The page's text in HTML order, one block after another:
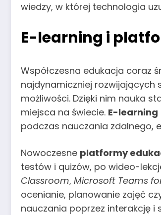
wiedzy, w której technologia
E-learning i
Współczesna edukacja coraz
najdynamiczniej rozwijających
możliwości. Dzięki nim nauka
miejsca na świecie. E-learning
podczas nauczania zdalnego,
Nowoczesne platformy
testów i quizów, po wideo-
Classroom, Microsoft Teams
ocenianie, planowanie zajęć
nauczania poprzez interakcję i